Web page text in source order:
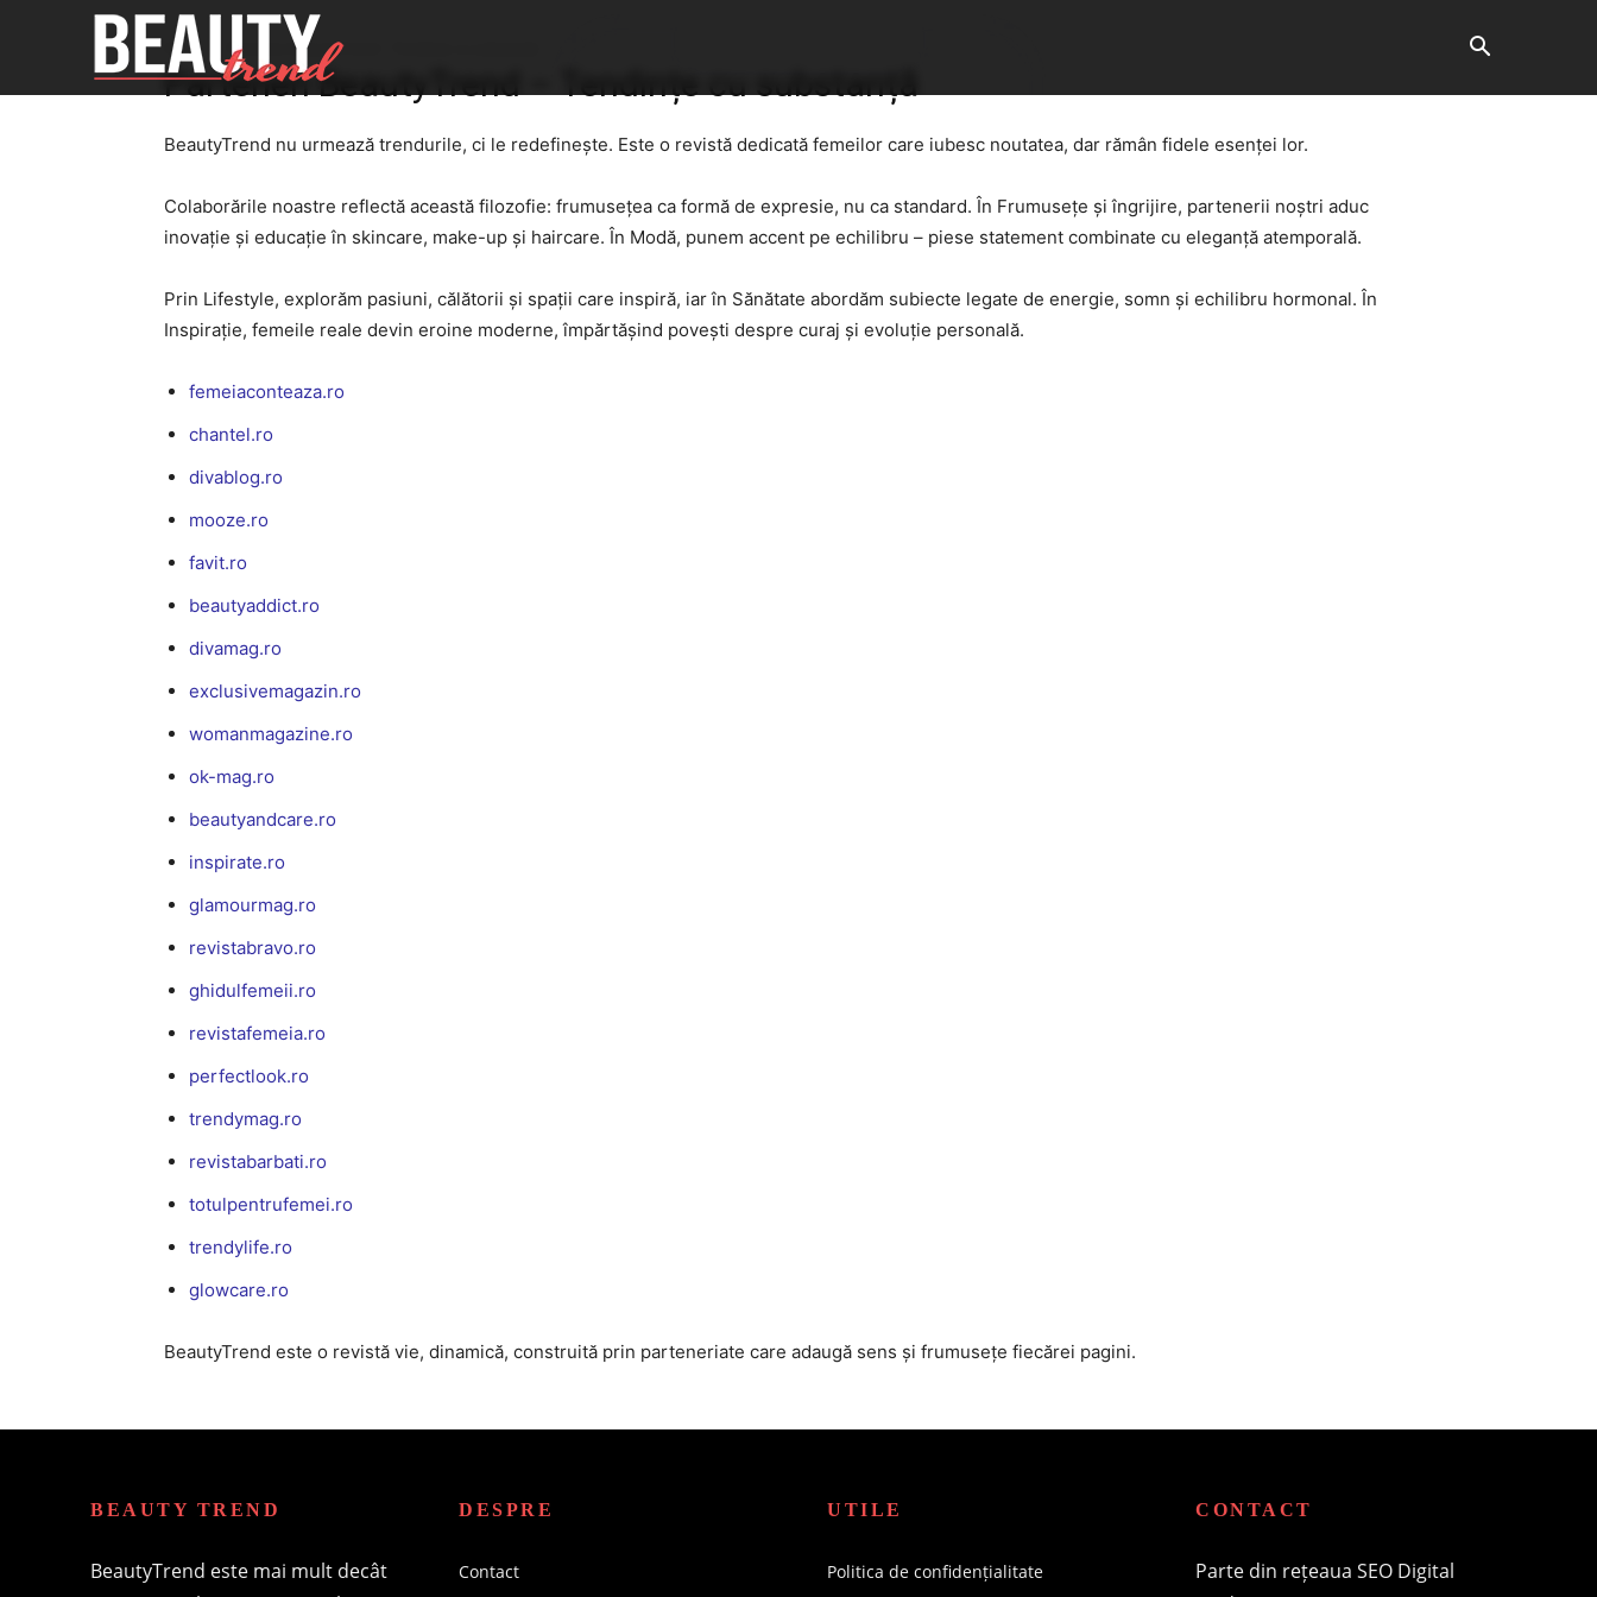
Home Parteneri BeautyTrend – Tendințe cu substanță
Parteneri BeautyTrend – Tendințe cu substanță
BeautyTrend nu urmează trendurile, ci le redefinește. Este o revistă dedicată femeilor care iubesc noutatea, dar rămân fidele esenței lor.
Colaborările noastre reflectă această filozofie: frumusețea ca formă de expresie, nu ca standard. În Frumusețe și îngrijire, partenerii noștri aduc
inovație și educație în skincare, make-up și haircare. În Modă, punem accent pe echilibru – piese statement combinate cu eleganță atemporală.
Prin Lifestyle, explorăm pasiuni, călătorii și spații care inspiră, iar în Sănătate abordăm subiecte legate de energie, somn și echilibru hormonal. În
Inspirație, femeile reale devin eroine moderne, împărtășind povești despre curaj și evoluție personală.
femeiaconteaza.ro
chantel.ro
divablog.ro
mooze.ro
favit.ro
beautyaddict.ro
divamag.ro
exclusivemagazin.ro
womanmagazine.ro
ok-mag.ro
beautyandcare.ro
inspirate.ro
glamourmag.ro
revistabravo.ro
ghidulfemeii.ro
revistafemeia.ro
perfectlook.ro
trendymag.ro
revistabarbati.ro
totulpentrufemei.ro
trendylife.ro
glowcare.ro
BeautyTrend este o revistă vie, dinamică, construită prin parteneriate care adaugă sens și frumusețe fiecărei pagini.
BEAUTY TREND
BeautyTrend este mai mult decât
DESPRE
Contact
UTILE
Politica de confidențialitate
CONTACT
Parte din rețeaua SEO Digital